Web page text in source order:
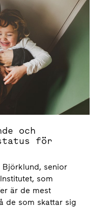
och
för
senior
som
är de mest
de som skattar sig